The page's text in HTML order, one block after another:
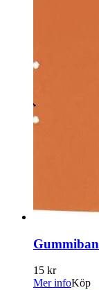
15 kr
Mer infoKöp